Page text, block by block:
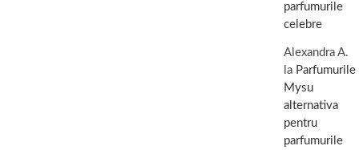
parfumurile
celebre
Alexandra A.
la Parfumurile
Mysu
alternativa
pentru
parfumurile